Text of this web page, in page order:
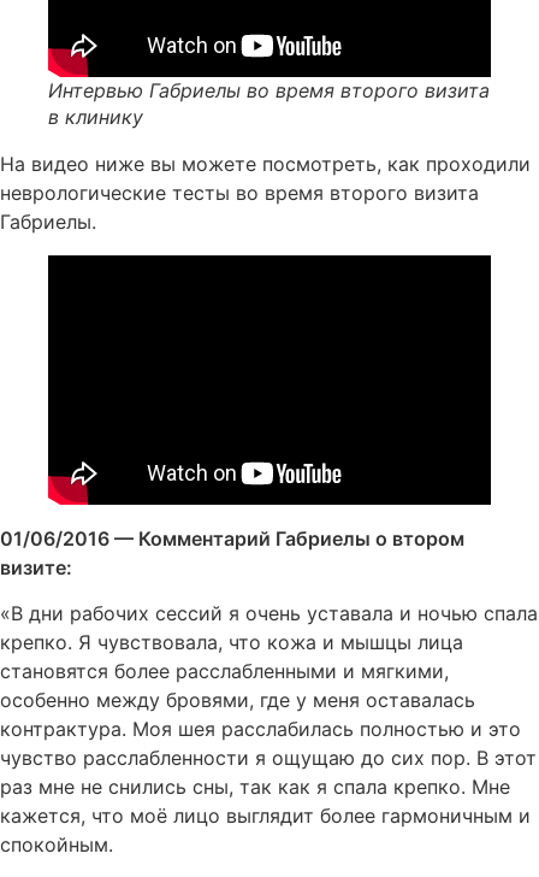
Интервью Габриелы во время второго визита
в клинику
На видео ниже вы можете посмотреть, как проходили
неврологические тесты во время второго визита
Габриелы.
01/06/2016 — Комментарий Габриелы о втором
визите:
«В дни рабочих сессий я очень уставала и ночью спала
крепко. Я чувствовала, что кожа и мышцы лица
становятся более расслабленными и мягкими,
особенно между бровями, где у меня оставалась
контрактура. Моя шея расслабилась полностью и это
чувство расслабленности я ощущаю до сих пор. В этот
раз мне не снились сны, так как я спала крепко. Мне
кажется, что моё лицо выглядит более гармоничным и
спокойным.